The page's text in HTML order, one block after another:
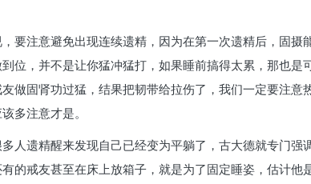
要注意避免出现连续遗精，因为在第一次遗精后，固
位，并不是让你猛冲猛打，如果睡前搞得太累，那也
做固肾功过猛，结果把韧带给拉伤了，我们一定要注
多注意才是。
人遗精醒来发现自己已经变为平躺了，古大德就专门
的戒友甚至在床上放箱子，就是为了固定睡姿，估计